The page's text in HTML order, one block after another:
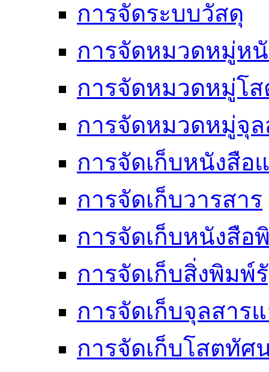
การจัดระบบวัสดุ
การจัดหมวดหมู่ห
การจัดหมวดหมู่โ
การจัดหมวดหมู่จุ
การจัดเก็บหนังสือ
การจัดเก็บวารสาร
การจัดเก็บหนังสือ
การจัดเก็บสิ่งพิมพ์
การจัดเก็บจุลสาร
การจัดเก็บโสตทัศ